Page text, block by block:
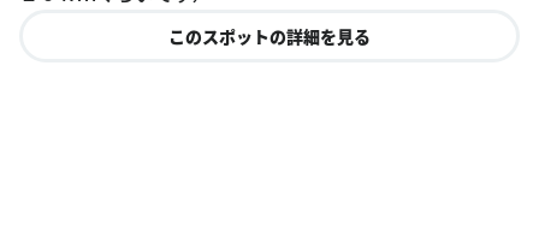
このスポットの詳細を見る